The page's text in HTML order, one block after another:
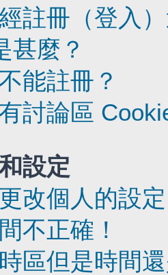
註冊（登入
甚麼？
能註冊？
有討論區
設定
改個人的設
不正確！
區但是時間